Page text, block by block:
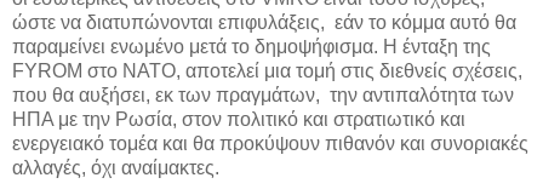
ώστε να διατυπώνονται επιφυλάξεις, εάν το κόμμα αυτό θα
παραμείνει ενωμένο μετά το δημοψήφισμα. Η ένταξη της
FYROM στο ΝΑΤΟ, αποτελεί μια τομή στις διεθνείς σχέσεις,
που θα αυξήσει, εκ των πραγμάτων, την αντιπαλότητα των
ΗΠΑ με την Ρωσία, στον πολιτικό και στρατιωτικό και
ενεργειακό τομέα και θα προκύψουν πιθανόν και συνοριακές
αλλαγές, όχι αναίμακτες.